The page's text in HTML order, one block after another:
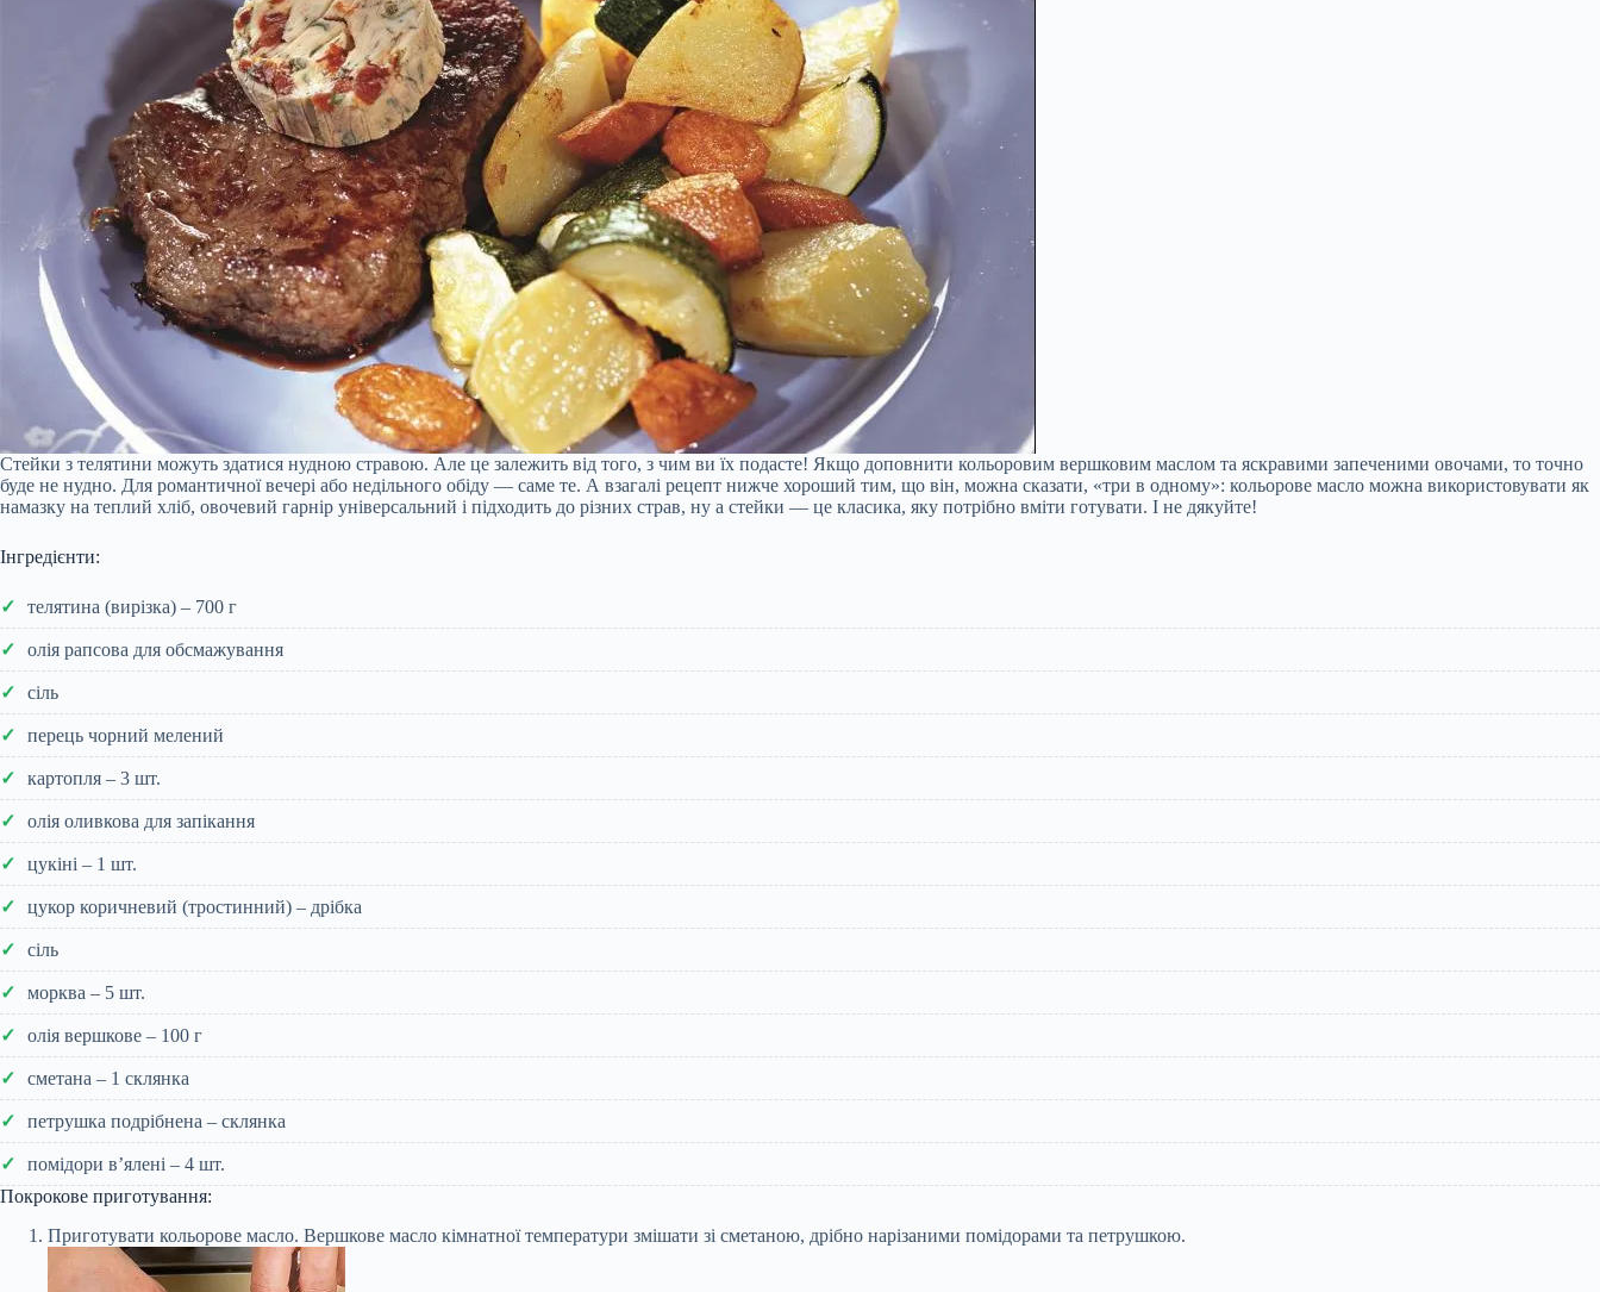
Стейки з телятини можуть здатися нудною стравою. Але це залежить від того, з чим ви їх подасте! Якщо доповнити кольоровим вершковим маслом та яскравими запеченими овочами, то точно
буде не нудно. Для романтичної вечері або недільного обіду — саме те. А взагалі рецепт нижче хороший тим, що він, можна сказати, «три в одному»: кольорове масло можна використовувати як
намазку на теплий хліб, овочевий гарнір універсальний і підходить до різних страв, ну а стейки — це класика, яку потрібно вміти готувати. І не дякуйте!
Інгредієнти:
телятина (вирізка) – 700 г
олія рапсова для обсмажування
сіль
перець чорний мелений
картопля – 3 шт.
олія оливкова для запікання
цукіні – 1 шт.
цукор коричневий (тростинний) – дрібка
сіль
морква – 5 шт.
олія вершкове – 100 г
сметана – 1 склянка
петрушка подрібнена – склянка
помідори в’ялені – 4 шт.
Покрокове приготування:
Приготувати кольорове масло. Вершкове масло кімнатної температури змішати зі сметаною, дрібно нарізаними помідорами та петрушкою.